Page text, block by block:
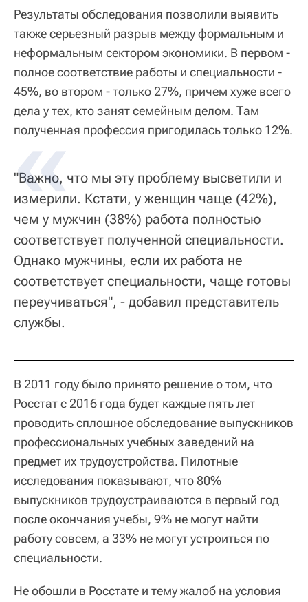
Результаты обследования позволили выявить
также серьезный разрыв между формальным и
неформальным сектором экономики. В первом -
полное соответствие работы и специальности -
45%, во втором - только 27%, причем хуже всего
дела у тех, кто занят семейным делом. Там
полученная профессия пригодилась только 12%.
"Важно, что мы эту проблему высветили и
измерили. Кстати, у женщин чаще (42%),
чем у мужчин (38%) работа полностью
соответствует полученной специальности.
Однако мужчины, если их работа не
соответствует специальности, чаще готовы
переучиваться", - добавил представитель
службы.
В 2011 году было принято решение о том, что
Росстат с 2016 года будет каждые пять лет
проводить сплошное обследование выпускников
профессиональных учебных заведений на
предмет их трудоустройства. Пилотные
исследования показывают, что 80%
выпускников трудоустраиваются в первый год
после окончания учебы, 9% не могут найти
работу совсем, а 33% не могут устроиться по
специальности.
Не обошли в Росстате и тему жалоб на условия